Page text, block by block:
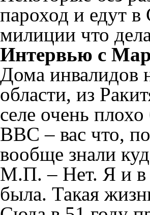
пароход и едут
милиции что
Интервью с
Дома инвалидов
области, из
селе очень
ВВС – вас что,
вообще знали
М.П. – Нет. Я и в
была. Такая